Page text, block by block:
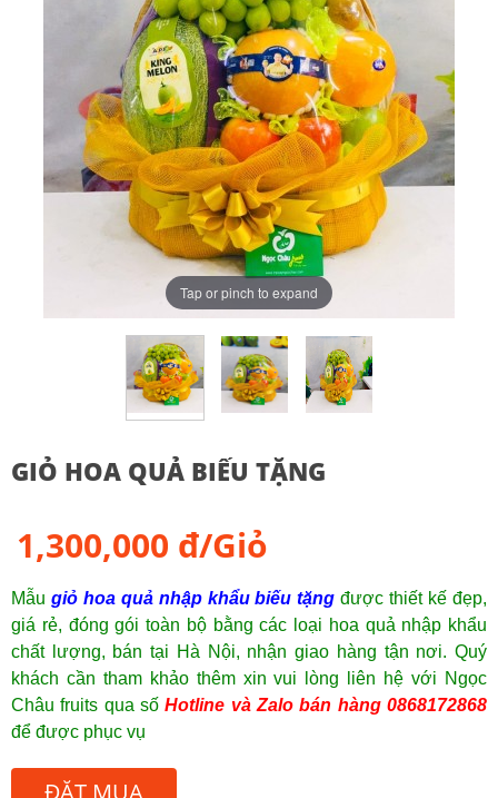
Tap or pinch to expand
GIỎ HOA QUẢ BIẾU TẶNG
1,300,000 đ/Giỏ
Mẫu giỏ hoa quả nhập khẩu biếu tặng được thiết kế đẹp,
giá rẻ, đóng gói toàn bộ bằng các loại hoa quả nhập khẩu
chất lượng, bán tại Hà Nội, nhận giao hàng tận nơi. Quý
khách cần tham khảo thêm xin vui lòng liên hệ với Ngọc
Châu fruits qua sốHotline và Zalo bán hàng 0868172868
để được phục vụ